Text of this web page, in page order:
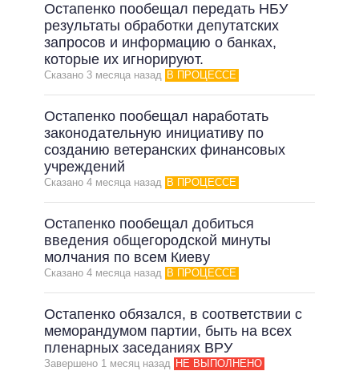
ВСЕ ПЕРСОНЫ
НЕВЫПОЛНЕННЫЕ ОБЕЩАНИЯ
ОБЕЩАНИЯ В ПРОЦЕССЕ
ВСЕ ОБЕЩАНИЯ
АРХИВНЫЕ ОБЕЩАНИЯ
Остапенко пообещал передать НБУ
результаты обработки депутатских
запросов и информацию о банках,
которые их игнорируют.
Сказано 3 месяца назад В ПРОЦЕССЕ
Остапенко пообещал наработать
законодательную инициативу по
созданию ветеранских финансовых
учреждений
Сказано 4 месяца назад В ПРОЦЕССЕ
Остапенко пообещал добиться
введения общегородской минуты
молчания по всем Киеву
Сказано 4 месяца назад В ПРОЦЕССЕ
Остапенко обязался, в соответствии с
меморандумом партии, быть на всех
пленарных заседаниях ВРУ
Завершено 1 месяц назад НЕ ВЫПОЛНЕНО